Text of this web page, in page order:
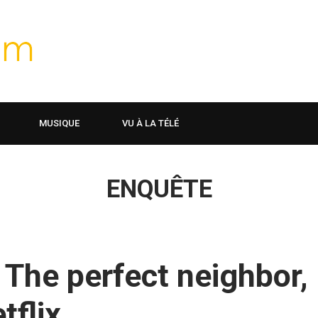
MUSIQUE VU À LA TÉLÉ
ENQUÊTE
perfect neighbor,